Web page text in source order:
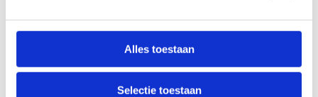
Alles toestaan
Selectie toestaan